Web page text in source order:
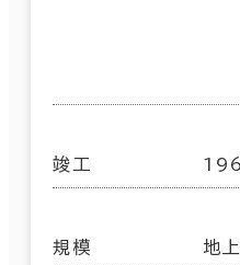
竣工
規模 地